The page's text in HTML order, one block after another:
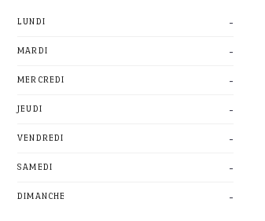
LUNDI -
MARDI -
MERCREDI -
JEUDI -
VENDREDI -
SAMEDI -
DIMANCHE -